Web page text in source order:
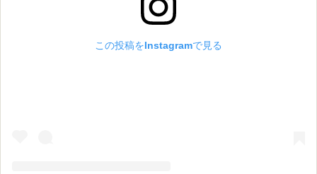
この投稿をInstagramで見る